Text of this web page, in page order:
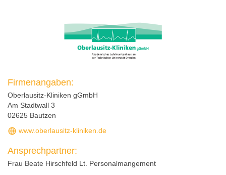
Firmenangaben:
Oberlausitz-Kliniken gGmbH
Am Stadtwall 3
02625 Bautzen
www.oberlausitz-kliniken.de
Ansprechpartner:
Frau Beate Hirschfeld Lt. Personalmangement